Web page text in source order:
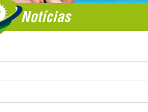
Notícias